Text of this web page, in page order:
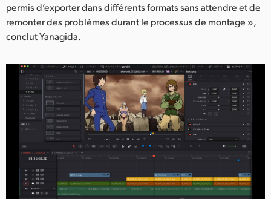
permis d’exporter dans différents formats sans attendre et de
remonter des problèmes durant le processus de montage »,
conclut Yanagida.